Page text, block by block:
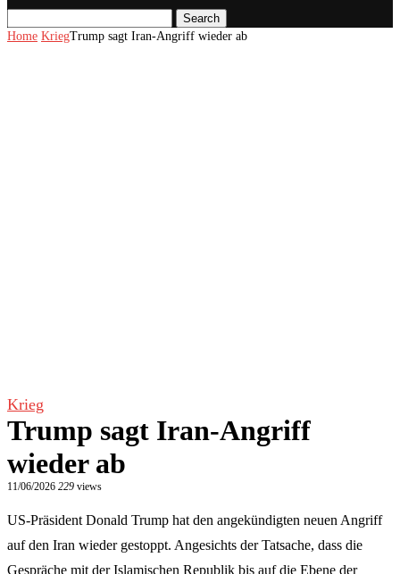
Search
Home KriegTrump sagt Iran-Angriff wieder ab
Krieg
Trump sagt Iran-Angriff
wieder ab
11/06/2026 229 views
US-Präsident Donald Trump hat den angekündigten neuen Angriff
auf den Iran wieder gestoppt. Angesichts der Tatsache, dass die
Gespräche mit der Islamischen Republik bis auf die Ebene der